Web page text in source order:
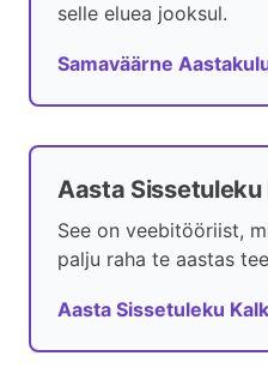
selle eluea jooksul.
Samaväärne
Aasta
See on veebitööriist,
palju raha te aastas
Aasta Sissetuleku